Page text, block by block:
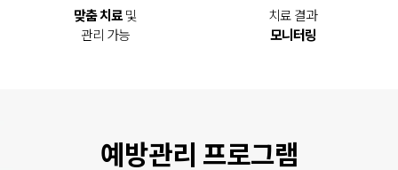
맞춤 치료및
관리 가능
치료 결과
모니터링
예방관리 프로그램